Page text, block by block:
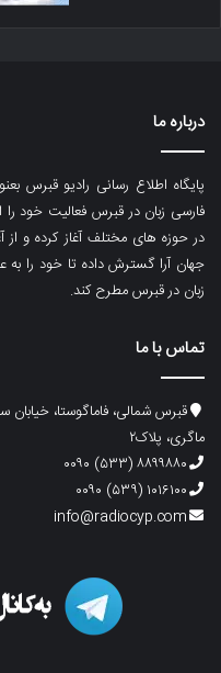
درباره ما
پایگاه اطلاع رسانی رادیو قبرس
جهان آرا گسترش داده تا خود را
زبان در قبرس مطرح کند.
تماس با ما
ماگری، پلاک۲
۸۸۹۹۸۸۰ (۵۳۳) ۰۰۹۰
۱۰۱۶۱۰۰ (۵۳۹) ۰۰۹۰
info@radiocyp.com